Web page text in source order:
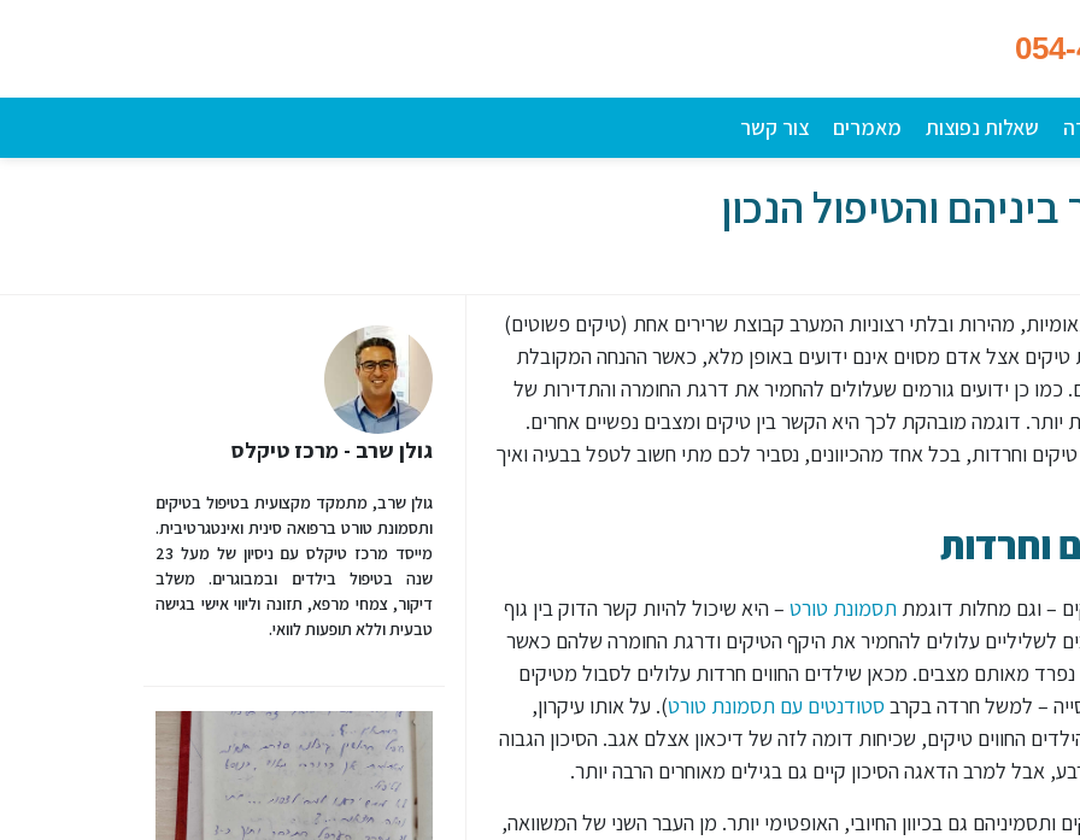
שאלות נפוצות מאמרים צור קשר
והטיפול הנכון
מהירות ובלתי רצוניות המערב קבוצת שרירים אחת (טיקים פשוטים)
טיקים אצל אדם מסוים אינם ידועים באופן מלא, כאשר ההנחה המקובלת
כמו כן ידועים גורמים שעלולים להחמיר את דרגת החומרה והתדירות של
דוגמה מובהקת לכך היא הקשר בין טיקים ומצבים נפשיים אחרים.
וחרדות, בכל אחד מהכיוונים, נסביר לכם מתי חשוב לטפל בבעיה ואיך
וחרדות
– וגם מחלות דוגמת תסמונת טורט – היא שיכול להיות קשר הדוק בין גוף
עלולים להחמיר את היקף הטיקים ודרגת החומרה שלהם כאשר
מאותם מצבים. מכאן שילדים החווים חרדות עלולים לסבול מטיקים
– למשל חרדה בקרב סטודנטים עם תסמונת טורט). על אותו עיקרון,
על פי ההערכות בקרב כ-30% מבין הילדים החווים טיקים, שכיחות דומה לזה של דיכאון אצלם אגב. הסיכון הגבוה
אבל למרב הדאגה הסיכון קיים גם בגילים מאוחרים הרבה יותר.
גם בכיוון החיובי, האופטימי יותר. מן העבר השני של המשוואה,
גולן שרב - מרכז טיקלס
גולן שרב, מתמקד מקצועית בטיפול בטיקים
ותסמונת טורט ברפואה סינית ואינטגרטיבית.
מייסד מרכז טיקלס עם ניסיון של מעל 23
שנה בטיפול בילדים ובמבוגרים. משלב
דיקור, צמחי מרפא, תזונה וליווי אישי בגישה
טבעית וללא תופעות לוואי.